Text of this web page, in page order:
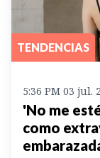
TENDENCIAS
5:36 PM 03 jul.
'No me
como